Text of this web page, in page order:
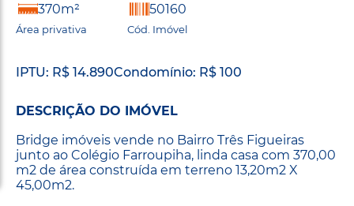
370m²
Área privativa
50160
Cód. Imóvel
IPTU: R$ 14.890Condomínio: R$ 100
DESCRIÇÃO DO IMÓVEL
Bridge imóveis vende no Bairro Três Figueiras
junto ao Colégio Farroupiha, linda casa com 370,00
m2 de área construída em terreno 13,20m2 X
45,00m2.